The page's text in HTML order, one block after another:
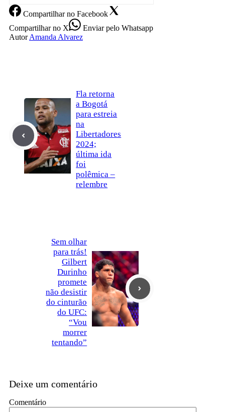
Compartilharno Facebook
Compartilharno X Enviarpelo Whatsapp
Autor Amanda Alvarez
Fla retorna
a Bogotá
para estreia
na
Libertadores
2024;
última ida
foi
polêmica –
relembre
Sem olhar
para trás!
Gilbert
Durinho
promete
não desistir
do cinturão
do UFC:
“Vou
morrer
tentando”
Deixe um comentário
Comentário